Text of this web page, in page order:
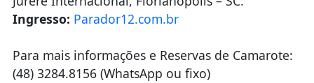
Ingresso: Parador12.com.br
Para mais informações e Reservas de Camarote:
(48) 3284.8156 (WhatsApp ou fixo)